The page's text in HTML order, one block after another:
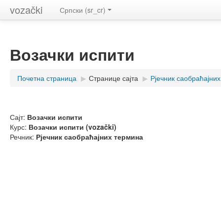
vozački Српски (sr_cr)
Возачки испити
Почетна страница ▶ Странице сајта ▶ Рјечник
Сајт: Возачки испити
Курс: Возачки испити (vozački)
Речник: Рјечник саобраћајних термина